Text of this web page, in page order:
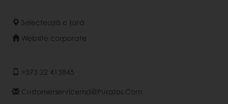
Selectează o țară
Website corporate
+373 22 413845
Customerservicemd@puratos.com